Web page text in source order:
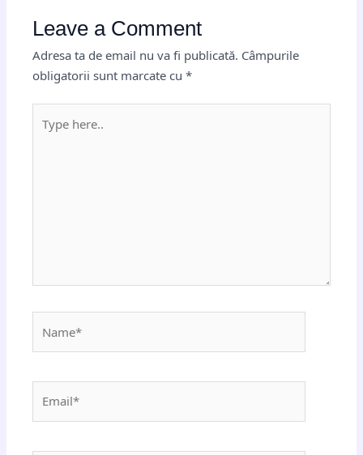
Leave a Comment
Adresa ta de email nu va fi publicată. Câmpurile
obligatorii sunt marcate cu*
here..